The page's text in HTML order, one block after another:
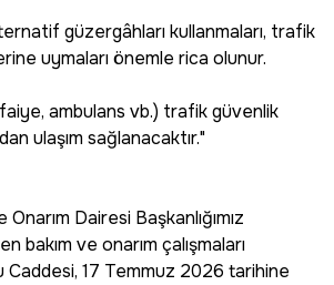
güzergâhları kullanmaları, trafik
uymaları önemle rica olunur.
ambulans vb.) trafik güvenlik
ulaşım sağlanacaktır."
Onarım Dairesi Başkanlığımız
bakım ve onarım çalışmaları
17 Temmuz 2026 tarihine